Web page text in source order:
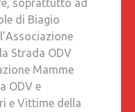
soprattutto ad
di Biagio
Strada ODV
Mamme
ODV e
e Vittime della